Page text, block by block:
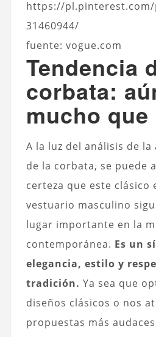
https://pl.pinterest.com/
31460944/
fuente: vogue.com
Tendencia
corbata:
mucho
A la luz del análisis de
de la corbata, se puede
certeza que este clásico
vestuario masculino
lugar importante en la
contemporánea. Es un
elegancia, estilo y
tradición. Ya sea que
diseños clásicos o nos
propuestas más